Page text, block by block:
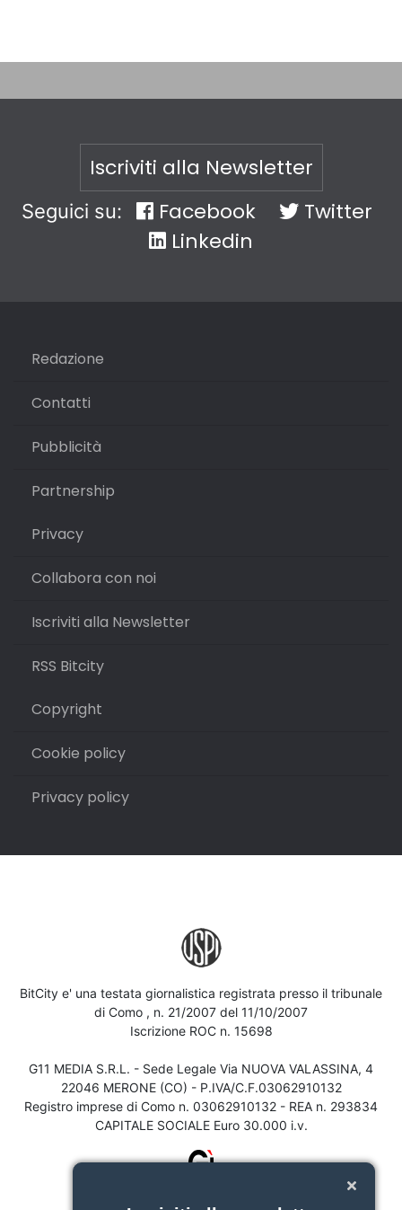
Iscriviti alla Newsletter
Seguici su: Facebook
Twitter
Linkedin
Redazione
Contatti
Pubblicità
Partnership
Privacy
Collabora con noi
Iscriviti alla Newsletter
RSS Bitcity
Copyright
Cookie policy
Privacy policy
BitCity e' una testata giornalistica registrata presso il tribunale
di Como , n. 21/2007 del 11/10/2007
Iscrizione ROC n. 15698
G11 MEDIA S.R.L. - Sede Legale Via NUOVA VALASSINA, 4
22046 MERONE (CO) - P.IVA/C.F.03062910132
Registro imprese di Como n. 03062910132 - REA n. 293834
CAPITALE SOCIALE Euro 30.000 i.v.